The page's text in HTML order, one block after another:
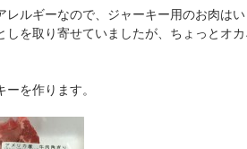
レルギーなので、ジャーキー用のお肉は
しを取り寄せていましたが、ちょっとオ
を作ります。